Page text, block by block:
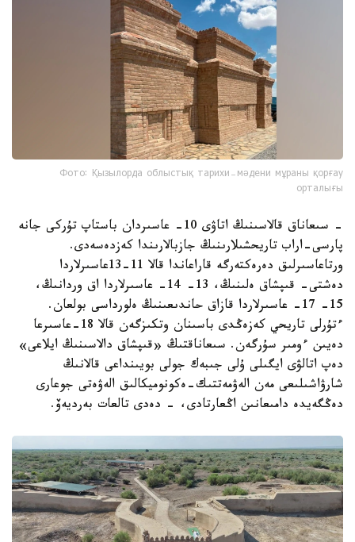
Фото: Қызылорда облыстық тарихи-мәдени мұраны қорғау
орталығы
- سىعاناق قالاسىنىڭ اتاۋى 10- عاسىردان باستاپ تۇركى جانە
پارسى-اراب تاريحشىلارىنىڭ جازبالارىندا كەزدەسەدى.
ورتاعاسىرلىق دەرەكتەرگە قاراعاندا قالا 11-13عاسىرلاردا
دەشتى- قىپشاق ەلىنىڭ، 13- 14- عاسىرلاردا اق وردانىڭ،
15- 17- عاسىرلاردا قازاق حاندىعىنىڭ ەلورداسى بولعان.
ءتۇرلى تاريحي كەزەڭدى باسىنان وتكىزگەن قالا 18-عاسىرعا
دەيىن ءومىر سۇرگەن. سىعاناقتىڭ «قىپشاق دالاسىنىڭ ايلاعى»
دەپ اتالۋى ايگىلى ۇلى جىبەك جولى بويىنداعى قالانىڭ
شارۋاشىلىعى مەن الەۋمەتتىك-ەكونوميكالىق الەۋەتى جوعارى
دەڭگەيدە دامىعانىن اڭعارتادى، - دەدى تالعات بەرديەۆ.